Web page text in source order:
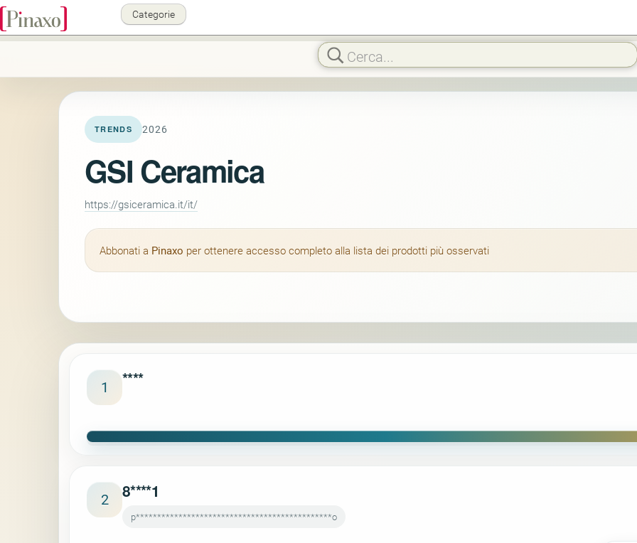
Categorie
TRENDS 2026
GSI Ceramica
https://gsiceramica.it/it/
Abbonati a Pinaxo per ottenere accesso completo alla lista dei prodotti più osservati
1 ****
2 8****1
p**********************************************o